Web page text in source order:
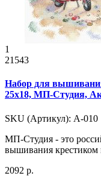
1
21543
Набор для
25x18, МП-Студия,
SKU (Артикул): А-010
МП-Студия - это
вышивания крестиком
2092 р.